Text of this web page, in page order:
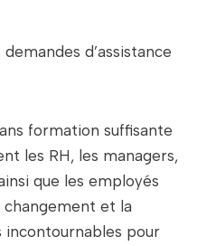
d’assistance
formation suffisante
les RH, les managers,
que les employés
changement et la
pour